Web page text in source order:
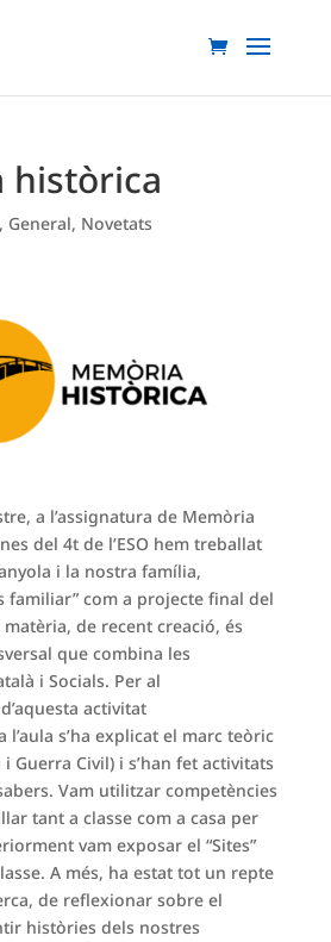
històrica
General, Novetats
a l’assignatura de Memòria
del 4t de l’ESO hem treballat
i la nostra família,
familiar” com a projecte final del
de recent creació, és
que combina les
i Socials. Per al
activitat
s’ha explicat el marc teòric
Guerra Civil) i s’han fet activitats
Vam utilitzar competències
tant a classe com a casa per
vam exposar el “Sites”
A més, ha estat tot un repte
de reflexionar sobre el
històries dels nostres